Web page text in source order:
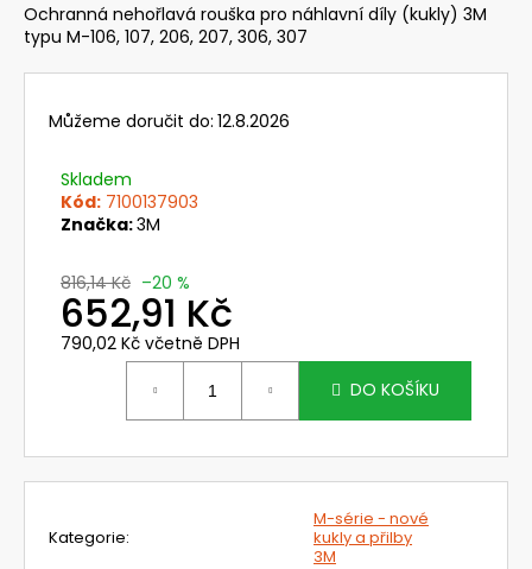
Ochranná nehořlavá rouška pro náhlavní díly (kukly) 3M
typu M-106, 107, 206, 207, 306, 307
Můžeme doručit do: 12.8.2026
Skladem
Kód: 7100137903
Značka:3M
816,14 Kč –20 %
652,91 Kč
790,02 Kč včetně DPH
DO KOŠÍKU
Kategorie:
M-série - nové
kukly a přilby
3M
D
o
-
OCHRANNÉ
PŘES